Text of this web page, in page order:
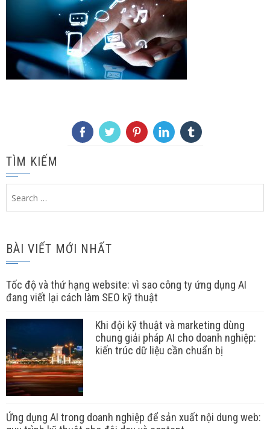
TÌM KIẾM
BÀI VIẾT MỚI NHẤT
Tốc độ và thứ hạng website: vì sao công ty ứng dụng AI
đang viết lại cách làm SEO kỹ thuật
Khi đội kỹ thuật và marketing dùng
chung giải pháp AI cho doanh nghiệp:
kiến trúc dữ liệu cần chuẩn bị
Ứng dụng AI trong doanh nghiệp để sản xuất nội dung web: